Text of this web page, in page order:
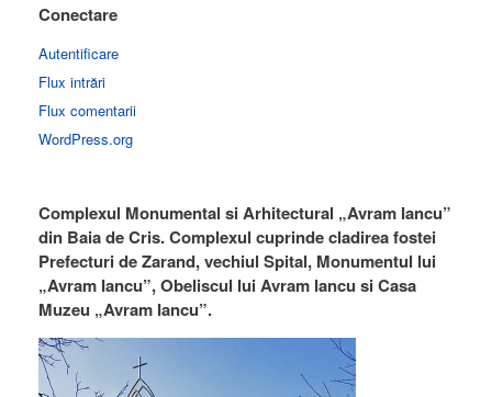
Conectare
Autentificare
Flux intrări
Flux comentarii
WordPress.org
Complexul Monumental si Arhitectural „Avram Iancu”
din Baia de Cris. Complexul cuprinde cladirea fostei
Prefecturi de Zarand, vechiul Spital, Monumentul lui
„Avram Iancu”, Obeliscul lui Avram Iancu si Casa
Muzeu „Avram Iancu”.